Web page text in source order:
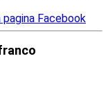
Facebook